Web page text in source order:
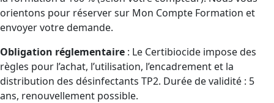
orientons pour réserver sur Mon Compte Formation et
envoyer votre demande.
Obligation réglementaire : Le Certibiocide impose des
règles pour l’achat, l’utilisation, l’encadrement et la
distribution des désinfectants TP2. Durée de validité : 5
ans, renouvellement possible.